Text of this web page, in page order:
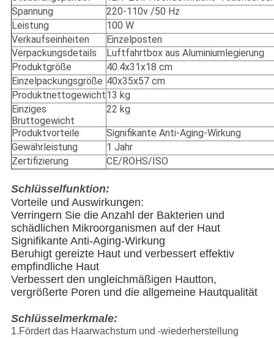
Spannung
220-110v /50 Hz
Leistung
100 W
Verkaufseinheiten
Einzelposten
Verpackungsdetails
Luftfahrtbox aus Aluminiumlegierung
Produktgröße
40.4x31x18 cm
Einzelpackungsgröße 40x35x57 cm
Produktnettogewicht13 kg
Einziges
Bruttogewicht
22 kg
Produktvorteile
Signifikante Anti-Aging-Wirkung
Gewährleistung
1 Jahr
Zertifizierung
CE/ROHS/ISO
Schlüsselfunktion:
Vorteile und Auswirkungen:
Verringern Sie die Anzahl der Bakterien und
schädlichen Mikroorganismen auf der Haut
Signifikante Anti-Aging-Wirkung
Beruhigt gereizte Haut und verbessert effektiv
empfindliche Haut
Verbessert den ungleichmäßigen Hautton,
vergrößerte Poren und die allgemeine Hautqualität
Schlüsselmerkmale:
1.Fördert das Haarwachstum und -wiederherstellung